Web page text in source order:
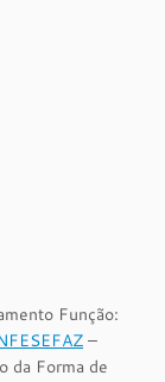
Função:
–
da Forma de